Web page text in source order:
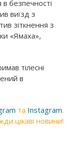
безпечності
виїзд з
зіткнення з
«Ямаха»,
тілесні
в
та Instagram.
цікаві новини!